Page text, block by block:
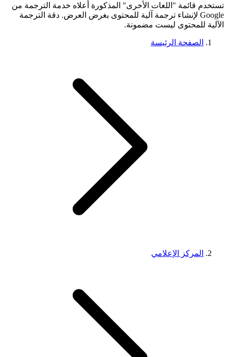
تستخدم قائمة "اللغات الأخرى" المذكورة أعلاه خدمة الترجمة من
Google لإنشاء ترجمة آلية للمحتوى بغرض العرض. دقة الترجمة
الآلية للمحتوى ليست مضمونة.
الصفحة الرئيسة
المركز الإعلامي